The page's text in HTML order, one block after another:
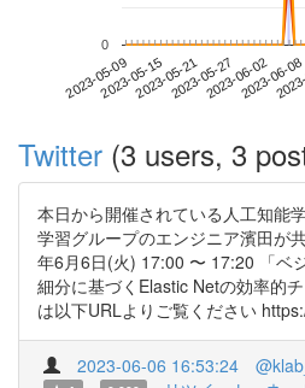
2023-05-092023-05-152023-05-212023-05-272023-06-022023-06-08
0
Twitter (3 users, 3
本日から開催されている人工知能
学習グループのエンジニア濱田が
年6月6日(火) 17:00 〜 17:20 「ベ
細分に基づくElastic Netの効率的
は以下URLよりご覧ください
2023-06-06 16:53:24